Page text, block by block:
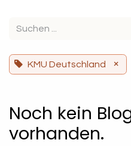
KMU Deutschland ×
Noch kein
vorhanden.